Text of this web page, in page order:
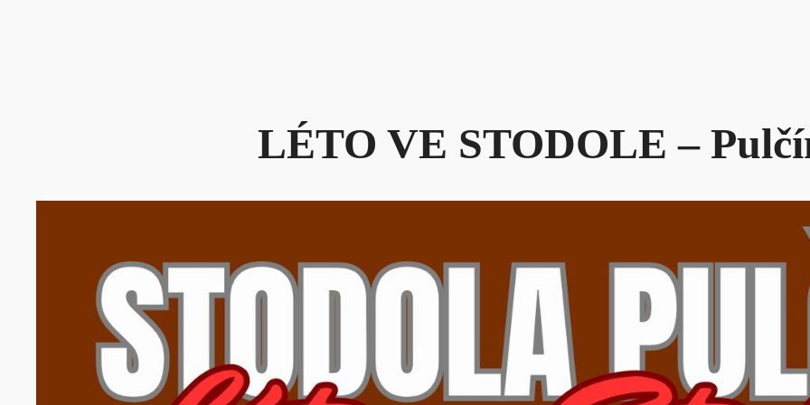
LÉTO VE STODOLE –